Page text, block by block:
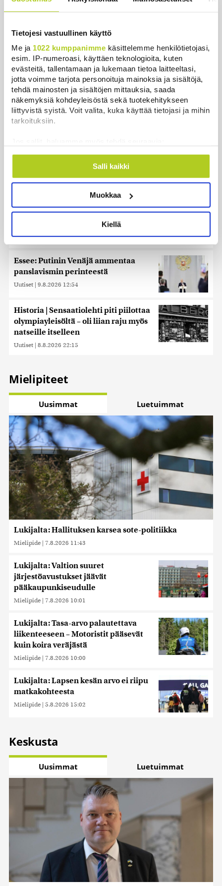
Tietojesi vastuullinen käyttö
Me ja 1022 kumppanimme käsittelemme henkilötietojasi,
esim. IP-numeroasi, käyttäen teknologioita, kuten
evästeitä, tallentamaan ja lukemaan tietoa laitteeltasi,
jotta voimme tarjota personoituja mainoksia ja sisältöjä,
tehdä mainosten ja sisältöjen mittauksia, saada
näkemyksiä kohdeyleisöstä sekä tuotekehitykseen
liittyvistä syistä. Voit valita, kuka käyttää tietojasi ja mihin
tarkoituksiin.
Kerätä tietoja maantieteellisestä sijainnistasi,
mahdollisesti muutaman metrin tarkkuudella
ominaispiirteitä aktiivisesti (sormenjäljen
Lue lisää siitä, miten henkilötietojasi käsitellään ja miten
suostumustasi tai peruuttaa sen milloin vain
evästeilmoituksessa.
Käytämme evästeitä tarjoamamme sisällön ja mainosten
räätälöimiseen, sosiaalisen median ominaisuuksien
tukemiseen ja kävijämäärämme analysoimiseen. Lisäksi
jaamme sosiaalisen median, mainosalan ja analytiikka-
sivustoamme. Kumppanimme voivat yhdistää näitä
tietoja muihin tietoihin, joita olet antanut heille tai joita on
kerätty, kun olet käyttänyt heidän palvelujaan. Tietoja
saatetaan myös siirtää ulkomaille.
Salli kaikki
Muokkaa
Kiellä
Uutiset
Uusimmat Luetuimmat
1972 on ihmiskunnan historian pisin vuosi – mutta
Uutiset | 9.8.2026 21:00
Essee: Putinin Venäjä ammentaa
panslavismin perinteestä
Uutiset | 9.8.2026 12:54
Historia | Sensaatiolehti piti piilottaa
olympiayleisöltä – oli liian raju myös
natseille itselleen
Uutiset | 8.8.2026 22:15
Mielipiteet
Uusimmat Luetuimmat
Lukijalta: Hallituksen karsea sote-politiikka
Mielipide | 7.8.2026 11:43
Lukijalta: Valtion suuret
järjestöavustukset jäävät
pääkaupunkiseudulle
Mielipide | 7.8.2026 10:01
Lukijalta: Tasa-arvo palautettava
liikenteeseen – Motoristit pääsevät
kuin koira veräjästä
Mielipide | 7.8.2026 10:00
Lukijalta: Lapsen kesän arvo ei riipu
matkakohteesta
Mielipide | 5.8.2026 15:02
Keskusta
Uusimmat Luetuimmat